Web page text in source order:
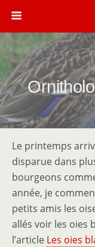
Le printemps
disparue dans
bourgeons
année, je
petits amis les
allés voir les oies
l’article Les oies